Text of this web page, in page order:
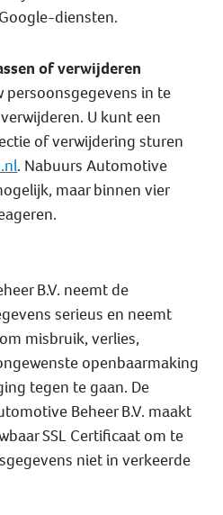
diensten.
of verwijderen
persoonsgegevens in te
U kunt een
of verwijdering sturen
. Nabuurs Automotive
maar binnen vier
B.V. neemt de
serieus en neemt
misbruik, verlies,
openbaarmaking
tegen te gaan. De
Beheer B.V. maakt
SSL Certificaat om te
niet in verkeerde